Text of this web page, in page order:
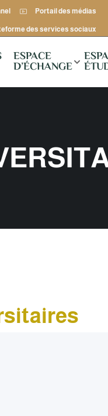
Portail des médias
des services sociaux
ESPACE
D’ÉCHANGE